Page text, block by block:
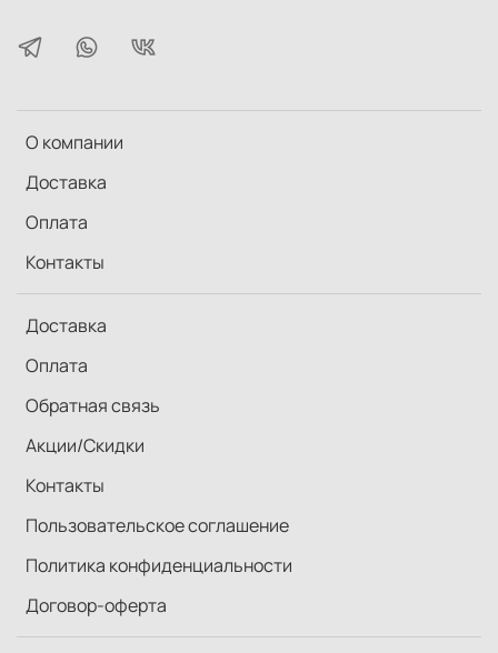
О компании
Доставка
Оплата
Контакты
Доставка
Оплата
Обратная связь
Акции/Скидки
Контакты
Пользовательское соглашение
Политика конфиденциальности
Договор-оферта